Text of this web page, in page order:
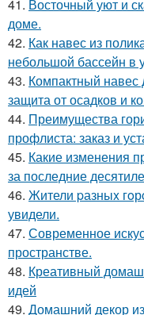
41. Восточный уют и
доме.
42. Как навес из
небольшой бассейн в
43. Компактный навес
защита от осадков и
44. Преимущества
профлиста: заказ и
45. Какие изменения
за последние
46. Жители pазныx
увидели.
47. Современное
пространстве.
48. Креативный
идей
49. Домашний декор